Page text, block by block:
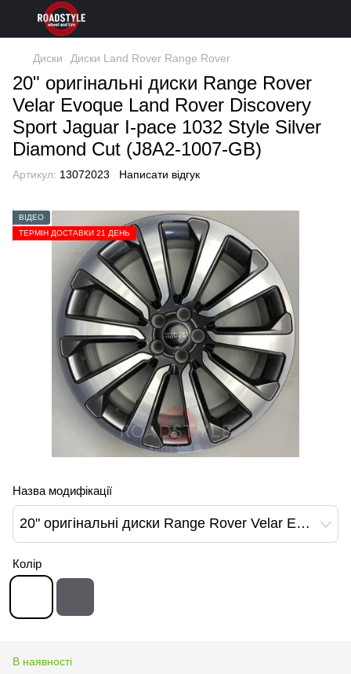
Диски Диски Land Rover Range Rover
20" оригінальні диски Range Rover
Velar Evoque Land Rover Discovery
Sport Jaguar I-pace 1032 Style Silver
Diamond Cut (J8A2-1007-GB)
Артикул: 13072023 Написати відгук
ВІДЕО
ТЕРМІН ДОСТАВКИ 21 ДЕНЬ
Назва модифікації
20" оригінальні диски Range Rover Velar Evoque Land Rover Discovery Sport Jaguar I-pace 1032 Style Silver Diamond Cut (J8A2-1007-GB)
Колір
В наявності